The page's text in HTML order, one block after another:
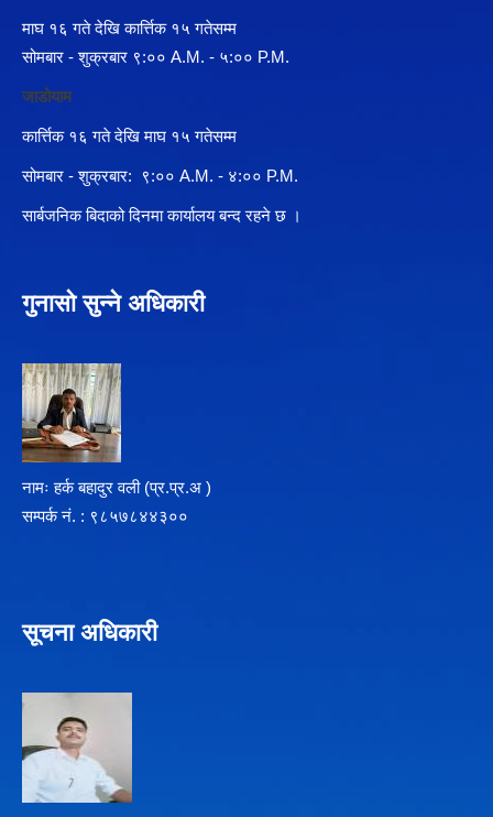
माघ १६ गते देखि कार्त्तिक १५ गतेसम्म
सोमबार - शुक्रबार ९:०० A.M. - ५:०० P.M.
जाडोयाम
कार्त्तिक १६ गते देखि माघ १५ गतेसम्म
सोमबार - शुक्रबार: ९:०० A.M. - ४:०० P.M.
सार्बजनिक बिदाको दिनमा कार्यालय बन्द रहने छ ।
गुनासो सुन्ने अधिकारी
नामः हर्क बहादुर वली (प्र‍.प्र.अ )
सम्पर्क न‌ं. : ९८५७८४४३००
सूचना अधिकारी